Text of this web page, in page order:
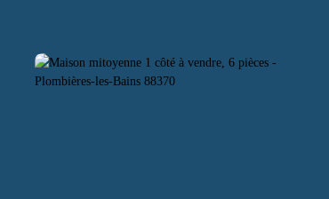
RECRUTEMENT CONTACT